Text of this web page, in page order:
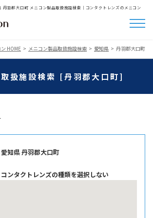
丹羽郡大口町 メニコン製品取扱施設検索│コンタクトレンズのメニコン
HOME メニコン製品取扱施設検索 愛知県 丹羽郡大口町
扱施設検索 [丹羽郡大口町]
愛知県 丹羽郡大口町
コンタクトレンズの種類を選択しない